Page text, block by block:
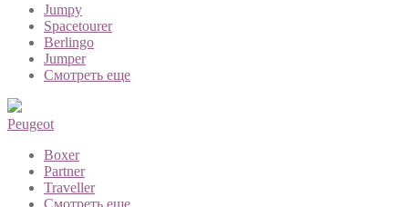
Jumpy
Spacetourer
Berlingo
Jumper
Смотреть еще
Peugeot
Boxer
Partner
Traveller
Смотреть еще